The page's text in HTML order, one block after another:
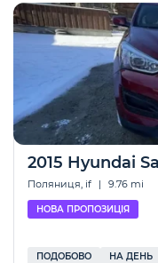
2015 Hyundai
Поляниця, if | 9.76 mi
НОВА ПРОПОЗИЦІЯ
ПОДОБОВО НА ДЕНЬ